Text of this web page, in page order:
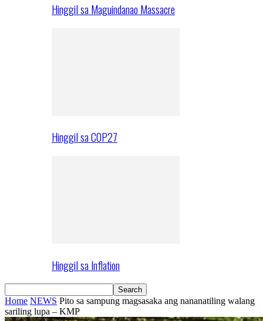
Hinggil sa Maguindanao Massacre
Hinggil sa COP27
Hinggil sa Inflation
Home NEWS Pito sa sampung magsasaka ang nananatiling walang
sariling lupa – KMP